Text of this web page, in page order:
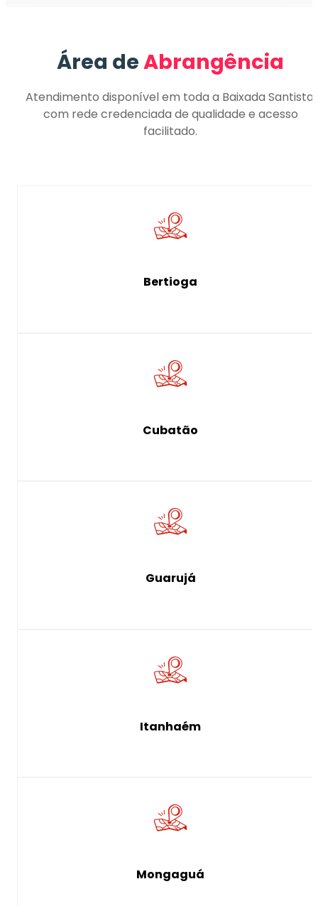
Área deAbrangência
Atendimento disponível em toda a Baixada Santista,
com rede credenciada de qualidade e acesso
facilitado.
Bertioga
Cubatão
Guarujá
Itanhaém
Mongaguá